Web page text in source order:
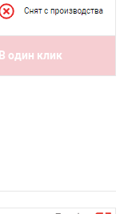
В один клик